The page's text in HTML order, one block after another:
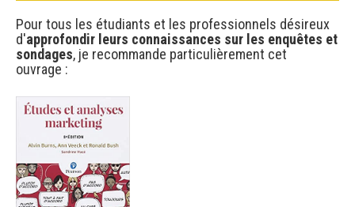
Pour tous les étudiants et les professionnels désireux
d'approfondir leurs connaissances sur les enquêtes et
sondages, je recommande particulièrement cet
ouvrage :